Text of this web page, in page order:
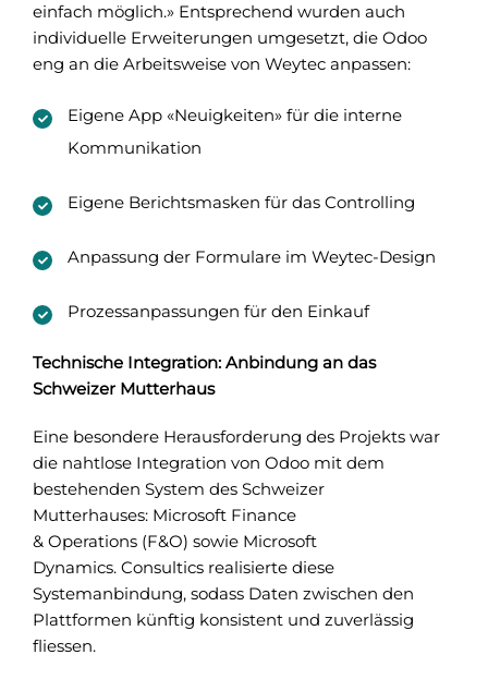
einfach möglich.» Entsprechend wurden auch
individuelle Erweiterungen umgesetzt, die Odoo
eng an die Arbeitsweise von Weytec anpassen:
Eigene App «Neuigkeiten» für die interne
Kommunikation
Eigene Berichtsmasken für das Controlling
Anpassung der Formulare im Weytec-Design
Prozessanpassungen für den Einkauf
Technische Integration: Anbindung an das
Schweizer Mutterhaus
Eine besondere Herausforderung des Projekts war
die nahtlose Integration von Odoo mit dem
bestehenden System des Schweizer
Mutterhauses: Microsoft Finance
& Operations (F&O) sowie Microsoft
Dynamics. Consultics realisierte diese
Systemanbindung, sodass Daten zwischen den
Plattformen künftig konsistent und zuverlässig
fliessen.